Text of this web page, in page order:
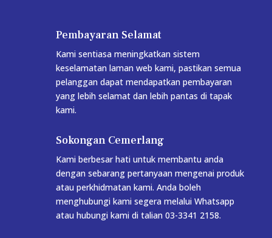
Pembayaran Selamat
Kami sentiasa meningkatkan sistem
keselamatan laman web kami, pastikan semua
pelanggan dapat mendapatkan pembayaran
yang lebih selamat dan lebih pantas di tapak
kami.
Sokongan Cemerlang
Kami berbesar hati untuk membantu anda
dengan sebarang pertanyaan mengenai produk
atau perkhidmatan kami. Anda boleh
menghubungi kami segera melalui Whatsapp
atau hubungi kami di talian 03-3341 2158.